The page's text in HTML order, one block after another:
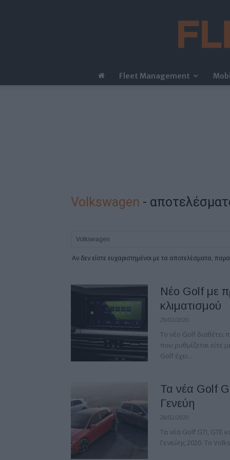
Fleet Management
Volkswagen -
Αν δεν είστε ευχαριστημένοι με τα αποτελέσματα,
Νέο Golf με
κλιματισμού
29/02/2020
Το νέο Golf διαθέτει
που ρυθμίζεται είτε
Golf έχει...
Τα νέα Golf
Γενεύη
28/02/2020
Τα νέα Golf GTI, GTE
Γενεύης 2020. Το